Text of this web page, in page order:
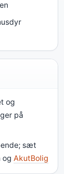
og
på
sæt
ogAkutBolig